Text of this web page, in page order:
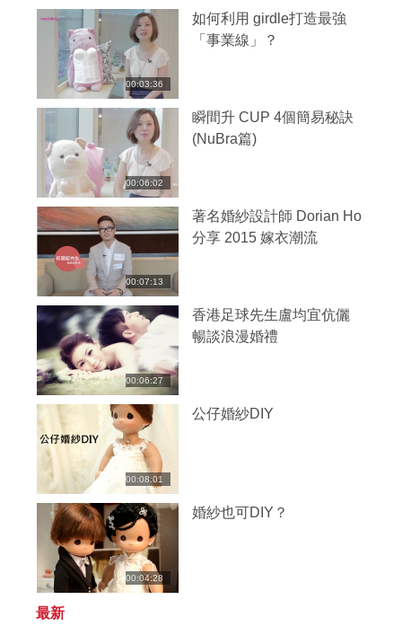
00:03:36
如何利用 girdle打造最強
「事業線」？
00:06:02
瞬間升 CUP 4個簡易秘訣
(NuBra篇)
00:07:13
著名婚紗設計師 Dorian Ho
分享 2015 嫁衣潮流
00:06:27
香港足球先生盧均宜伉儷
暢談浪漫婚禮
00:08:01
公仔婚紗DIY
00:04:28
婚紗也可DIY？
最新